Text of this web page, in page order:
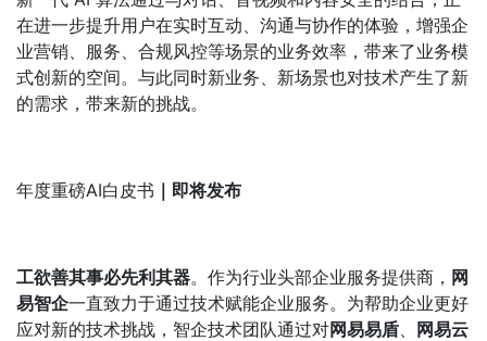
在进一步提升用户在实时互动、沟通与协作的体验，增强企
业营销、服务、合规风控等场景的业务效率，带来了业务模
式创新的空间。与此同时新业务、新场景也对技术产生了新
的需求，带来新的挑战。
年度重磅AI白皮书 ｜即将发布
工欲善其事必先利其器。作为行业头部企业服务提供商， 网
易智企一直致力于通过技术赋能企业服务。为帮助企业更好
应对新的技术挑战，智企技术团队通过对网易易盾、
网易云